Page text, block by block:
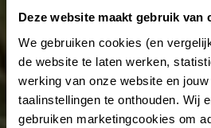
Deze website maakt gebruik van
We gebruiken cookies (en
de website te laten werken,
werking van onze website en
taalinstellingen te onthouden. Wij
gebruiken marketingcookies om